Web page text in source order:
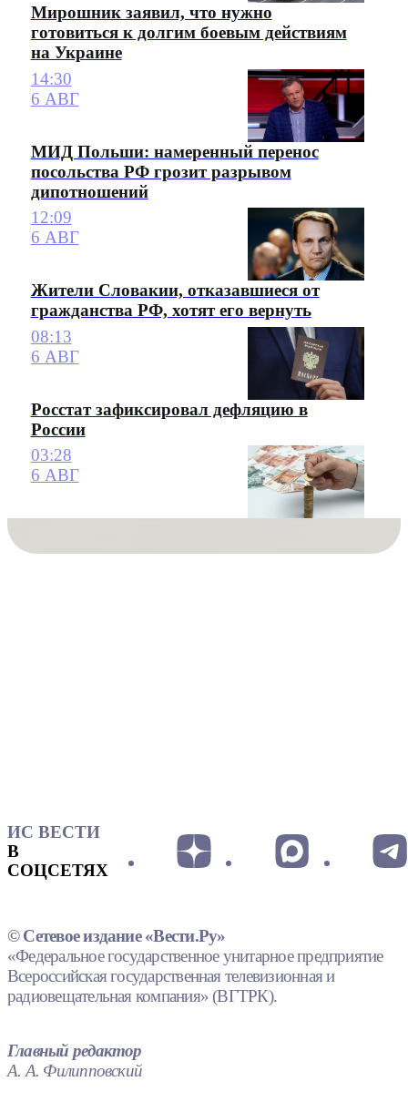
Мирошник заявил, что нужно
готовиться к долгим боевым действиям
на Украине
14:30
6 АВГ
МИД Польши: намеренный перенос
посольства РФ грозит разрывом
дипотношений
12:09
6 АВГ
Жители Словакии, отказавшиеся от
гражданства РФ, хотят его вернуть
08:13
6 АВГ
Росстат зафиксировал дефляцию в
России
03:28
6 АВГ
ИС ВЕСТИ
В
СОЦСЕТЯХ
© Сетевое издание «Вести.Ру»
«Федеральное государственное унитарное предприятие
Всероссийская государственная телевизионная и
радиовещательная компания» (ВГТРК).
Главный редактор
А. А. Филипповский